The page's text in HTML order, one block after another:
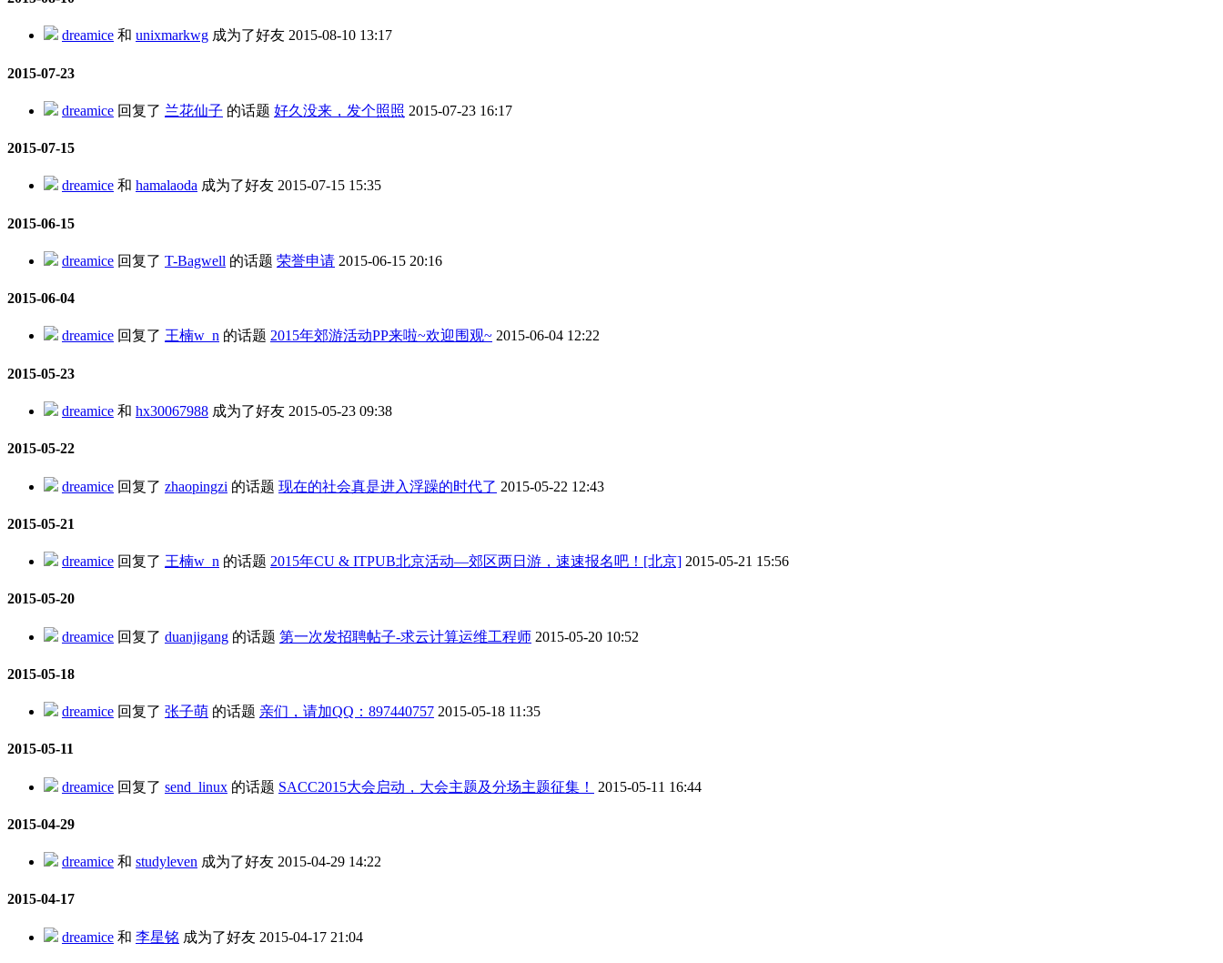
dreamice 和 unixmarkwg 成为了好友 2015-08-10 13:17
2015-07-23
dreamice 回复了 兰花仙子 的话题 好久没来，发个照照 2015-07-23 16:17
2015-07-15
dreamice 和 hamalaoda 成为了好友 2015-07-15 15:35
2015-06-15
dreamice 回复了 T-Bagwell 的话题 荣誉申请 2015-06-15 20:16
2015-06-04
dreamice 回复了 王楠w_n 的话题 2015年郊游活动PP来啦~欢迎围观~ 2015-06-04 12:22
2015-05-23
dreamice 和 hx30067988 成为了好友 2015-05-23 09:38
2015-05-22
dreamice 回复了 zhaopingzi 的话题 现在的社会真是进入浮躁的时代了 2015-05-22 12:43
2015-05-21
dreamice 回复了 王楠w_n 的话题 2015年CU & ITPUB北京活动—郊区两日游，速速报名吧！[北京] 2015-05-21 15:56
2015-05-20
dreamice 回复了 duanjigang 的话题 第一次发招聘帖子-求云计算运维工程师 2015-05-20 10:52
2015-05-18
dreamice 回复了 张子萌 的话题 亲们，请加QQ：897440757 2015-05-18 11:35
2015-05-11
dreamice 回复了 send_linux 的话题 SACC2015大会启动，大会主题及分场主题征集！ 2015-05-11 16:44
2015-04-29
dreamice 和 studyleven 成为了好友 2015-04-29 14:22
2015-04-17
dreamice 和 李星铭 成为了好友 2015-04-17 21:04